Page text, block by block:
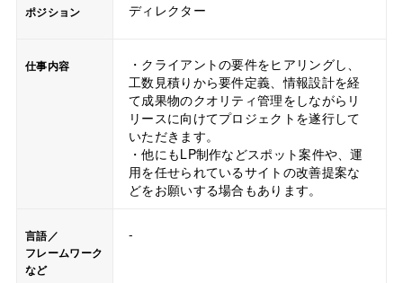
ポジション ディレクター
仕事内容
・クライアントの要件をヒアリングし、
工数見積りから要件定義、情報設計を経
て成果物のクオリティ管理をしながらリ
リースに向けてプロジェクトを遂行して
いただきます。
・他にもLP制作などスポット案件や、運
用を任せられているサイトの改善提案な
どをお願いする場合もあります。
言語／
フレームワーク
など
-